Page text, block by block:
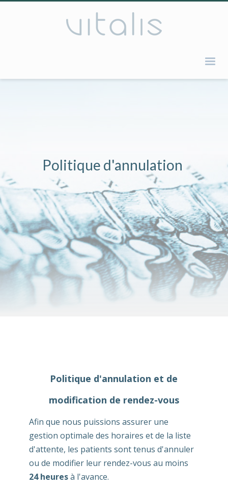
Politique d'annulation
Politique d'annulation et de
modification de rendez-vous
Afin que nous puissions assurer une
gestion optimale des horaires et de la liste
d'attente, les patients sont tenus d'annuler
ou de modifier leur rendez-vous au moins
24 heuresà l'avance.